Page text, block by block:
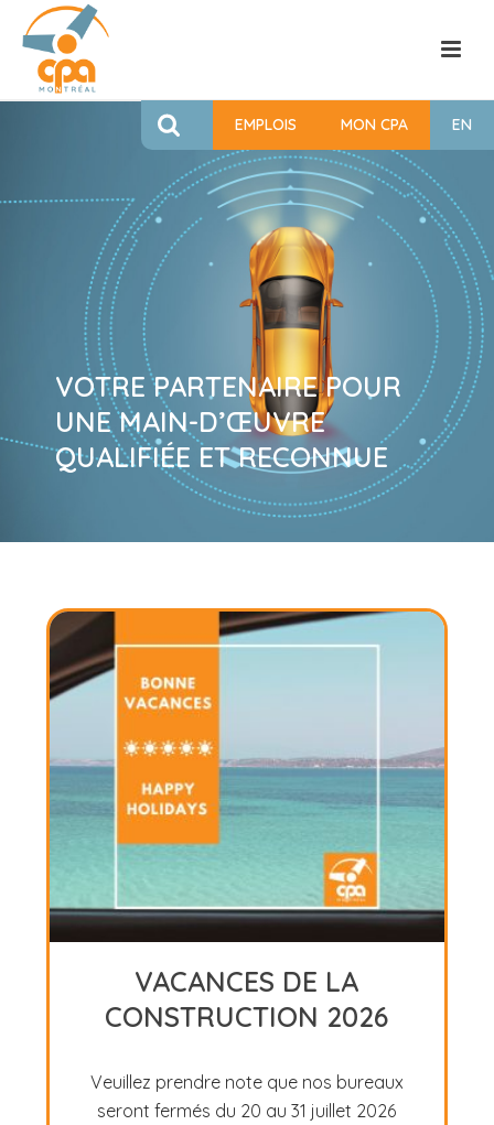
EMPLOIS MON CPA EN
VOTRE PARTENAIRE POUR
UNE MAIN-D’ŒUVRE
QUALIFIÉE ET RECONNUE
GALA HOMMAGE DE
L’INDUSTRIE DES PNEUS
2026